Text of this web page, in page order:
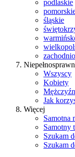
podlaskie
śląskie
Wszyscy
Kobiety
Jak
Więcej
Samotna
Samotny
Szukam
Szukam